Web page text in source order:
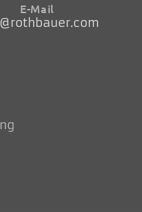
E-Mail